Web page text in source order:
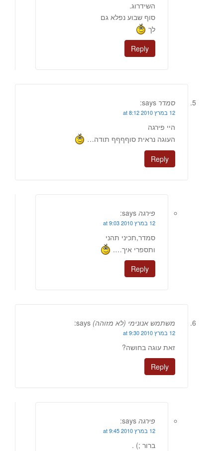
השידרוג.
סוף שבוע נפלא גם
לך
Reply
סמדר says:
12 במרץ 2010 at 8:12
היי פירגה
העוגה נראית סוףףףף תודה…
Reply
פירגה says:
12 במרץ 2010 at 9:03
סמדר,תכיני תהני
ותספרי איך….
Reply
משתמש אנונימי (לא מזוהה) says:
12 במרץ 2010 at 9:30
זאת עוגה בחושה?
Reply
פירגה says:
12 במרץ 2010 at 9:45
ברור ;) .